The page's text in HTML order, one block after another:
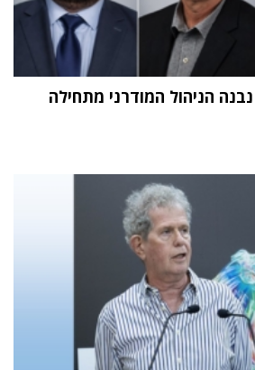
הניהול המודרני מתחילה